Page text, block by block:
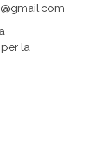
la